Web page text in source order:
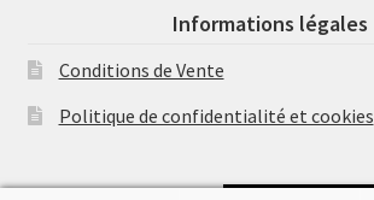
Informations légales
Conditions de Vente
Politique de confidentialité et cookies